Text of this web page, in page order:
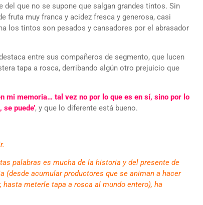
del que no se supone que salgan grandes tintos. Sin
fruta muy franca y acidez fresca y generosa, casi
los tintos son pesados y cansadores por el abrasador
entre sus compañeros de segmento, que lucen
tapa a rosca, derribando algún otro prejuicio que
mi memoria… tal vez no por lo que es en sí, sino por lo
puede’, y que lo diferente está bueno.
palabras es mucha de la historia y del presente de
(desde acumular productores que se animan a hacer
meterle tapa a rosca al mundo entero), ha